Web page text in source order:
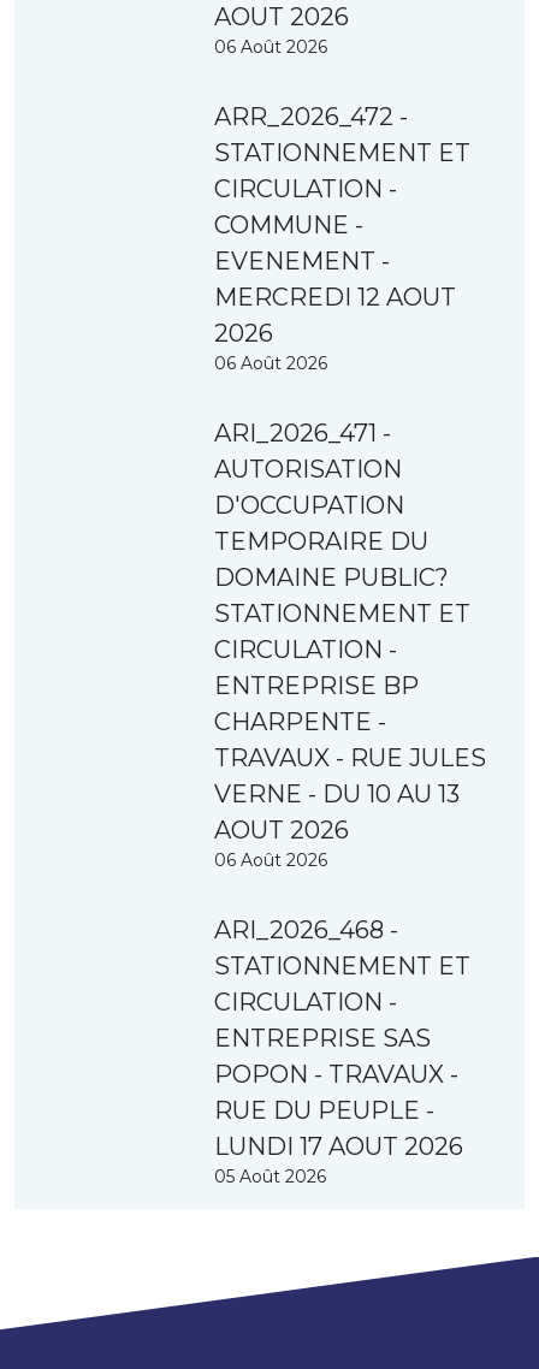
AOUT 2026
06 Août 2026
ARR_2026_472 -
STATIONNEMENT ET
CIRCULATION -
COMMUNE -
EVENEMENT -
MERCREDI 12 AOUT
2026
06 Août 2026
ARI_2026_471 -
AUTORISATION
D'OCCUPATION
TEMPORAIRE DU
DOMAINE PUBLIC?
STATIONNEMENT ET
CIRCULATION -
ENTREPRISE BP
CHARPENTE -
TRAVAUX - RUE JULES
VERNE - DU 10 AU 13
AOUT 2026
06 Août 2026
ARI_2026_468 -
STATIONNEMENT ET
CIRCULATION -
ENTREPRISE SAS
POPON - TRAVAUX -
RUE DU PEUPLE -
LUNDI 17 AOUT 2026
05 Août 2026